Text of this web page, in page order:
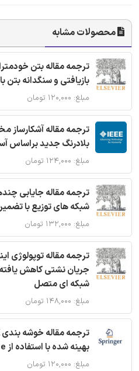
محصولات مشابه
ترجمه مقاله بتن
بازیافتی و سنگدانه بتن
مبلغ: ۱۲۰,۰۰۰ تومان
بلادرنگ جدید براساس
مبلغ: ۱۲۴,۰۰۰ تومان
شبکه های توزیع با
مبلغ: ۱۳۲,۰۰۰ تومان
ترجمه مقاله توپولوژی
جریان نشتی کاهش
شبکه ای متصل
مبلغ: ۱۴۸,۰۰۰ تومان
بهینه شده با استفاده از MapReduce
مبلغ: ۱۲۰,۰۰۰ تومان